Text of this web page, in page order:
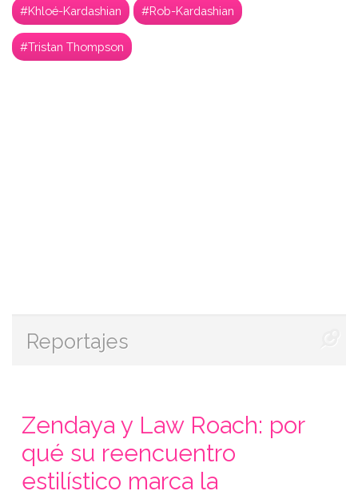
#Khloé-Kardashian #Rob-Kardashian
#Tristan Thompson
Reportajes
Zendaya y Law Roach: por
qué su reencuentro
estilístico marca la